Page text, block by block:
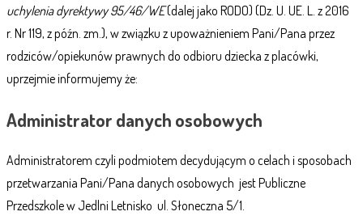
uchylenia dyrektywy 95/46/WE(dalej jako RODO) (Dz. U. UE. L. z 2016
r. Nr 119, z późn. zm.), w związku z upoważnieniem Pani/Pana przez
rodziców/opiekunów prawnych do odbioru dziecka z placówki,
uprzejmie informujemy że:
Administrator danych osobowych
Administratorem czyli podmiotem decydującym o celach i sposobach
przetwarzania Pani/Pana danych osobowych jest Publiczne
Przedszkole w Jedlni Letnisko ul. Słoneczna 5/1.